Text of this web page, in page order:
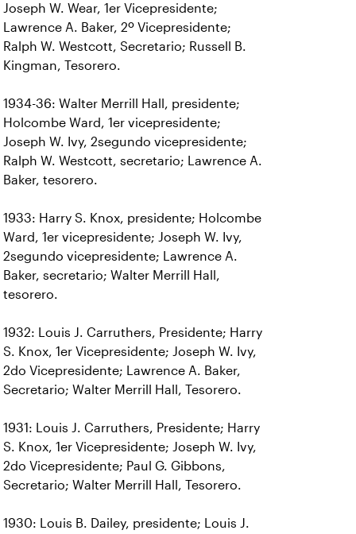
Joseph W. Wear, 1er Vicepresidente;
Lawrence A. Baker, 2º Vicepresidente;
Ralph W. Westcott, Secretario; Russell B.
Kingman, Tesorero.
1934-36: Walter Merrill Hall, presidente;
Holcombe Ward, 1er vicepresidente;
Joseph W. Ivy, 2segundo vicepresidente;
Ralph W. Westcott, secretario; Lawrence A.
Baker, tesorero.
1933: Harry S. Knox, presidente; Holcombe
Ward, 1er vicepresidente; Joseph W. Ivy,
2segundo vicepresidente; Lawrence A.
Baker, secretario; Walter Merrill Hall,
tesorero.
1932: Louis J. Carruthers, Presidente; Harry
S. Knox, 1er Vicepresidente; Joseph W. Ivy,
2do Vicepresidente; Lawrence A. Baker,
Secretario; Walter Merrill Hall, Tesorero.
1931: Louis J. Carruthers, Presidente; Harry
S. Knox, 1er Vicepresidente; Joseph W. Ivy,
2do Vicepresidente; Paul G. Gibbons,
Secretario; Walter Merrill Hall, Tesorero.
1930: Louis B. Dailey, presidente; Louis J.